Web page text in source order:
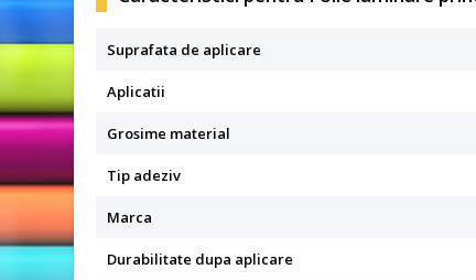
Suprafata de aplicare
Aplicatii
Grosime material
Tip adeziv
Marca
Durabilitate dupa aplicare